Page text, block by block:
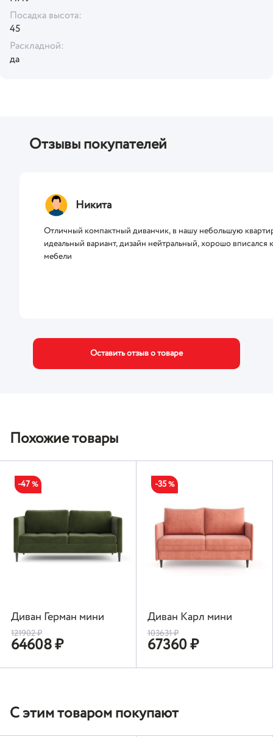
Посадка высота:
45
Раскладной:
да
Отзывы покупателей
Никита
Отличный компактный диванчик, в нашу небольшую
идеальный вариант, дизайн нейтральный, хорошо вписался
мебели
Оставить отзыв о товаре
Похожие товары
-47%
Диван Герман мини
121902₽
64608₽
-35 %
Диван Карл мини
103631₽
67360₽
С этим товаром покупают